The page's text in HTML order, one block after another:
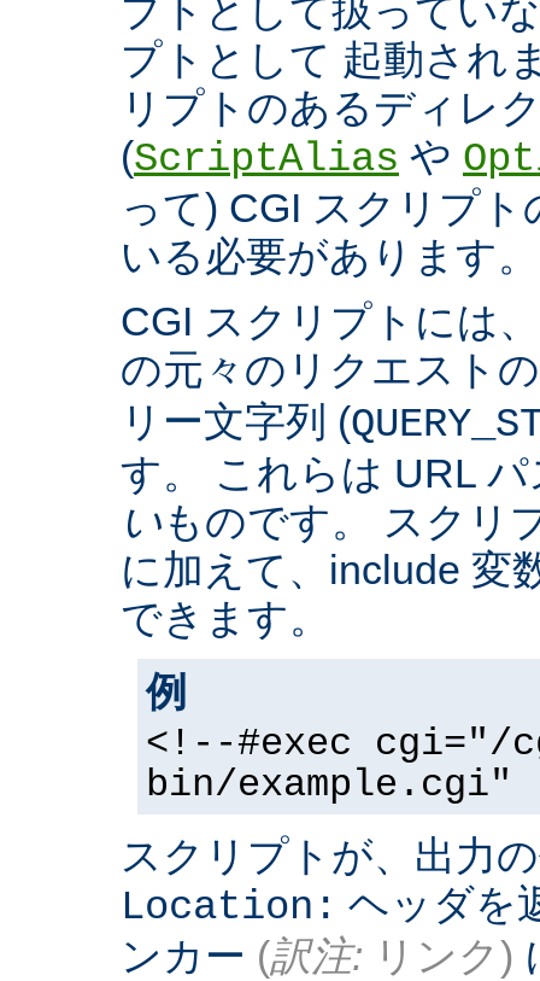
プトとして扱ってい
プトとして 起動され
リプトのあるディレ
(ScriptAlias や
って) CGI スクリプ
いる必要があります。
CGI スクリプトには
の元々のリクエスト
リー文字列 (
す。 これらは URL
いものです。 スクリ
に加えて、include 変
できます。
例
<!--#exec cgi="/
bin/example.cgi"
スクリプトが、出力
Location: ヘッダを
ンカー (訳注: リンク)